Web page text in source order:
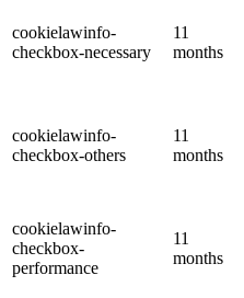
cookielawinfo-
checkbox-necessary
11
months
cookielawinfo-
checkbox-others
11
months
cookielawinfo-
checkbox-
performance
11
months